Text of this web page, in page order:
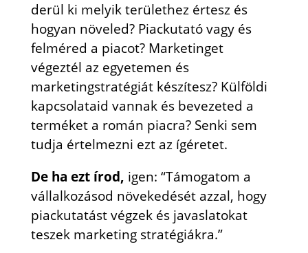
derül ki melyik területhez értesz és
hogyan növeled? Piackutató vagy és
felméred a piacot? Marketinget
végeztél az egyetemen és
marketingstratégiát készítesz? Külföldi
kapcsolataid vannak és bevezeted a
terméket a román piacra? Senki sem
tudja értelmezni ezt az ígéretet.
De ha ezt írod, igen: “Támogatom a
vállalkozásod növekedését azzal, hogy
piackutatást végzek és javaslatokat
teszek marketing stratégiákra.”